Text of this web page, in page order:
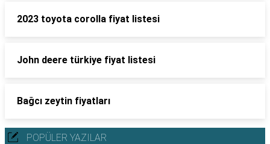
2023 toyota corolla fiyat listesi
John deere türkiye fiyat listesi
Bağcı zeytin fiyatları
POPÜLER YAZILAR